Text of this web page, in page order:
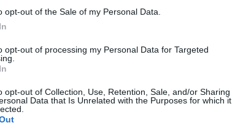
opt-out of the Sale of my Personal Data.
opt-out of processing my Personal Data for Targeted
opt-out of Collection, Use, Retention, Sale, and/or Sharing
Data that Is Unrelated with the Purposes for which it
από Ειρήνη, από δικαιώματα,
απέναντι σε γενοκτονίες και σε
να κάνει η κυβέρνηση
διεθνείς διαφορές δε λύνονται με
ασφάλειας και συνεργασίας.
η προοπτική του κόσμου, αυτή
Και αυτή την εξωτερική πολιτική
πρέπει να παίρνει.